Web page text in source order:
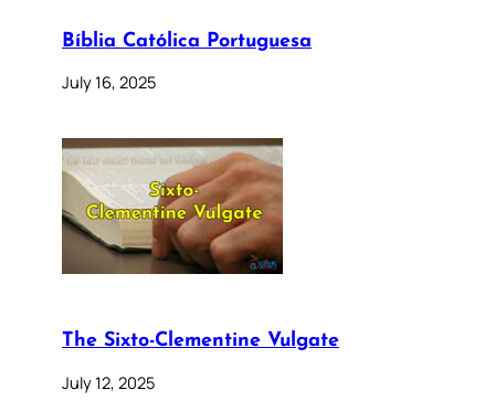
Bíblia Católica Portuguesa
July 16, 2025
The Sixto-Clementine Vulgate
July 12, 2025